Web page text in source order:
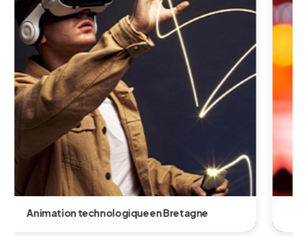
Animation shows et performeurs en Bretagne